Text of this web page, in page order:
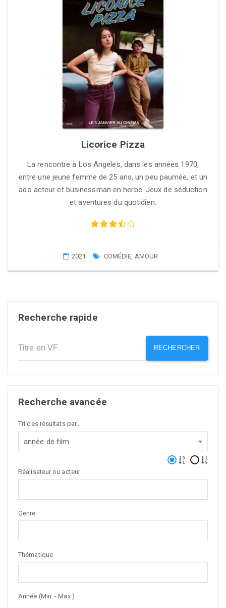
Licorice Pizza
La rencontre à Los Angeles, dans les années 1970,
entre une jeune femme de 25 ans, un peu paumée, et un
ado acteur et businessman en herbe. Jeux de séduction
et aventures du quotidien.
2021 COMÉDIE, AMOUR
Recherche rapide
RECHERCHER
Recherche avancée
Tri des résultats par...
année de film
Réalisateur ou acteur
Genre
Thématique
Année (Min. - Max.)